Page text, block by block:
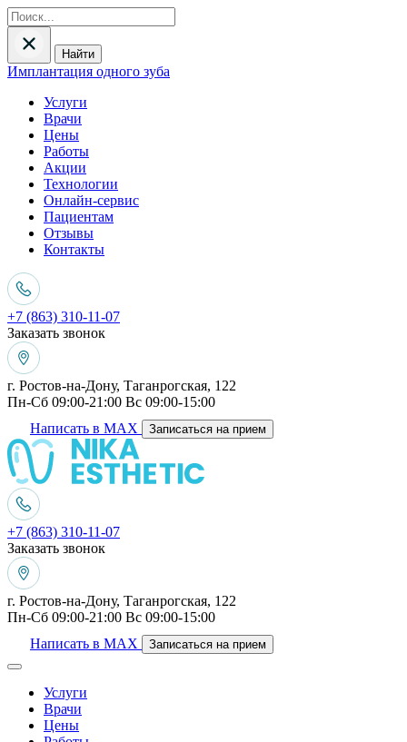
Найти
Имплантация одного зуба
Услуги
Врачи
Цены
Работы
Акции
Технологии
Онлайн-сервис
Пациентам
Отзывы
Контакты
+7 (863) 310-11-07
Заказать звонок
г. Ростов-на-Дону, Таганрогская, 122
Пн-Сб 09:00-21:00 Вс 09:00-15:00
Написать в MAX
Записаться на прием
+7 (863) 310-11-07
Заказать звонок
г. Ростов-на-Дону, Таганрогская, 122
Пн-Сб 09:00-21:00 Вс 09:00-15:00
Написать в MAX
Записаться на прием
Услуги
Врачи
Цены